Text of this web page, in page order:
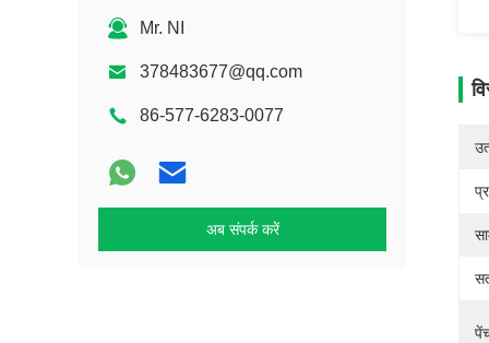
Mr. NI
378483677@qq.com
86-577-6283-0077
अब संपर्क करें